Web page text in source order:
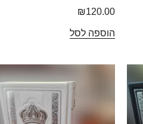
₪120.00
הוספה לסל